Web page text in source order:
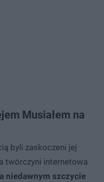
Musiałem na
byli zaskoczeni jej
twórczyni internetowa
niedawnym szczycie